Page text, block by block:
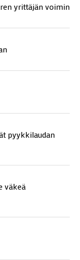
yrittäjän voimin
pyykkilaudan
väkeä